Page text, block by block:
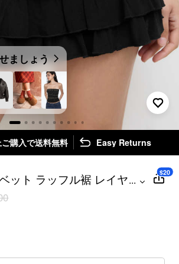
ましょう
購入で送料無料 Easy Returns
ット ラッフル裾 レイヤー
...
$20